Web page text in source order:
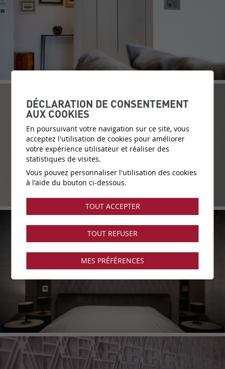
DÉCLARATION DE CONSENTEMENT
AUX COOKIES
En poursuivant votre navigation sur ce site, vous
acceptez l'utilisation de cookies pour améliorer
votre expérience utilisateur et réaliser des
statistiques de visites.
Vous pouvez personnaliser l'utilisation des cookies
à l'aide du bouton ci-dessous.
TOUT ACCEPTER
TOUT REFUSER
MES PRÉFÉRENCES